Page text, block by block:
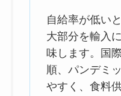
自給率が低い
大部分を輸入
味します。国
順、パンデミ
やすく、食料